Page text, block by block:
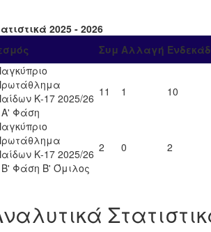
2025 - 2026
Συμ Αλλαγή
Κ-17 2025/26
Φάση
11 1 10
Κ-17 2025/26
Φάση Β' Όμιλος
2 0 2